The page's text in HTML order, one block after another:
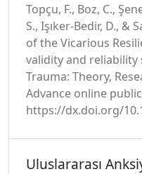
Topçu, F., Boz, C.,
S., Işıker-Bedir, D., &
of the Vicarious
validity and reliability
Trauma: Theory,
Advance online
https://dx.doi.org/
Uluslararası